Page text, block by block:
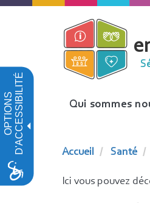
OPTIONSD'ACCESSIBILITÉ
Aller
Menu
Qui sommes
Accueil Santé
Ici vous pouvez